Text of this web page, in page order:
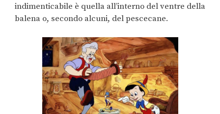
indimenticabile è quella all’interno del ventre della
balena o, secondo alcuni, del pescecane.